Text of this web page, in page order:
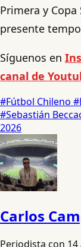
Primera y
presente
Síguenos en
canal de
#Fútbol Chileno
#Sebastián
2026
Carlos
Periodista con